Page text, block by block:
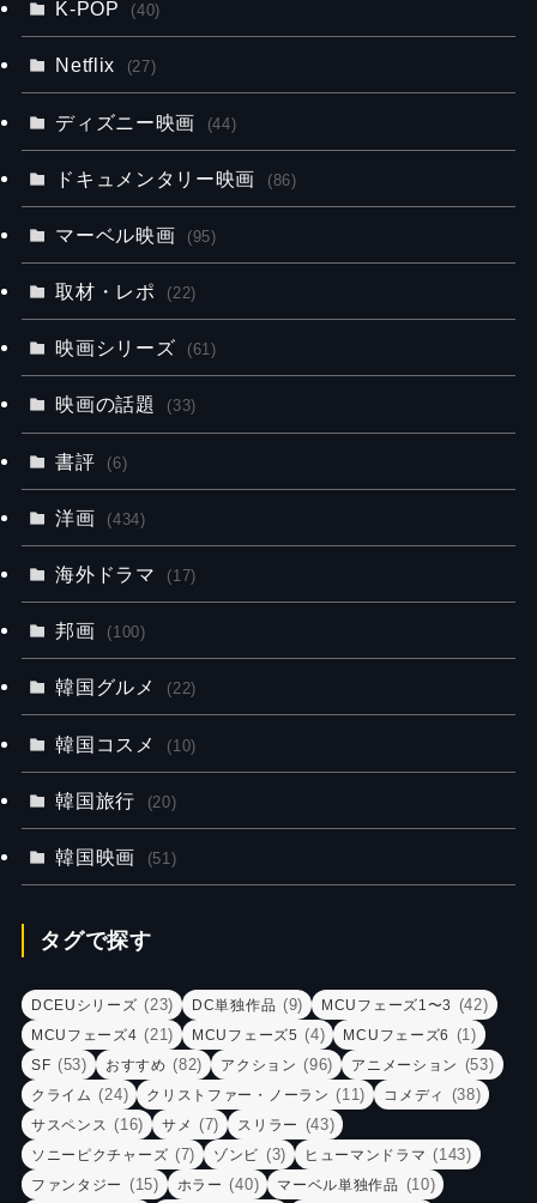
K-POP (40)
Netflix (27)
ディズニー映画 (44)
ドキュメンタリー映画 (86)
マーベル映画 (95)
取材・レポ (22)
映画シリーズ (61)
映画の話題 (33)
書評 (6)
洋画 (434)
海外ドラマ (17)
邦画 (100)
韓国グルメ (22)
韓国コスメ (10)
韓国旅行 (20)
韓国映画 (51)
タグで探す
DCEUシリーズ (23) DC単独作品 (9) MCUフェーズ1〜3 (42)
MCUフェーズ4 (21) MCUフェーズ5 (4) MCUフェーズ6 (1)
SF (53) おすすめ (82) アクション (96) アニメーション (53)
クライム (24) クリストファー・ノーラン (11) コメディ (38)
サスペンス (16) サメ (7) スリラー (43)
ソニーピクチャーズ (7) ゾンビ (3) ヒューマンドラマ (143)
ファンタジー (15) ホラー (40) マーベル単独作品 (10)